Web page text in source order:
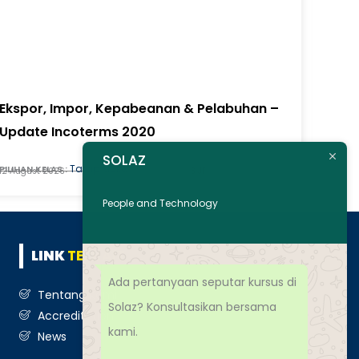
Ekspor, Impor, Kepabeanan & Pelabuhan –
Update Incoterms 2020
PILIHAN KELAS :Tatap Muka
12 August 2026
LINKTERKAIT
Tentang Kami
Accreditation
News
SOLAZ
People and Technology
Ada pertanyaan seputar kursus di
Solaz? Konsultasikan bersama
kami.